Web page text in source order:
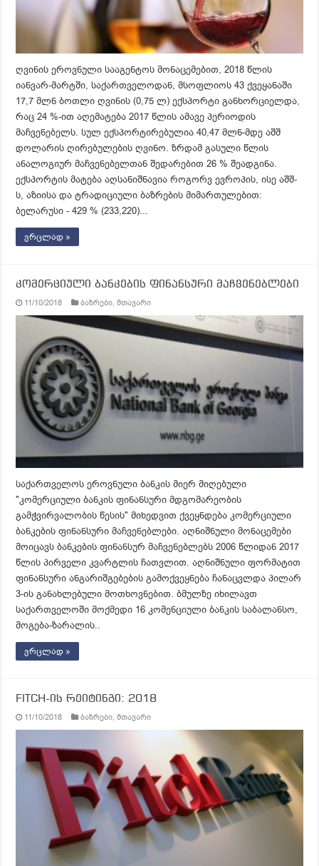
ღვინის ეროვნული სააგენტოს მონაცემებით, 2018 წლის
იანვარ-მარტში, საქართველოდან, მსოფლიოს 43 ქვეყანაში
17,7 მლნ ბოთლი ღვინის (0,75 ლ) ექსპორტი განხორციელდა,
რაც 24 %-ით აღემატება 2017 წლის ამავე პერიოდის
მაჩვენებელს. სულ ექსპორტირებულია 40,47 მლნ-მდე აშშ
დოლარის ღირებულების ღვინო. ზრდამ გასული წლის
ანალოგიურ მაჩვენებელთან შედარებით 26 % შეადგინა.
ექსპორტის მატება აღსანიშნავია როგორვ ევროპის, ისე აშშ-
ს, აზიისა და ტრადიციული ბაზრების მიმართულებით:
ბელარუსი - 429 % (233,220)...
ვრცლად »
კომერციული ბანკების ფინანსური მაჩვენებლები
11/10/2018 ბაზრები,მთავარი
საქართველოს ეროვნული ბანკის მიერ მიღებული
"კომერციული ბანკის ფინანსური მდგომარეობის
გამჭვირვალობის წესის" მიხედვით ქვეყნდება კომერციული
ბანკების ფინანსური მაჩვენებლები. აღნიშნული მონაცემები
მოიცავს ბანკების ფინანსურ მაჩვენებლებს 2006 წლიდან 2017
წლის პირველი კვარტლის ჩათვლით. აღნიშნული ფორმატით
ფინანსური ანგარიშგებების გამოქვეყნება ჩანაცვლდა პილარ
3-ის განახლებული მოთხოვნებით. ბმულზე იხილავთ
საქართველოში მოქმედი 16 კომენციული ბანკის საბალანსო,
მოგება-ზარალის..
ვრცლად »
FITCH-ის რეიტინგი: 2018
11/10/2018 ბაზრები,მთავარი